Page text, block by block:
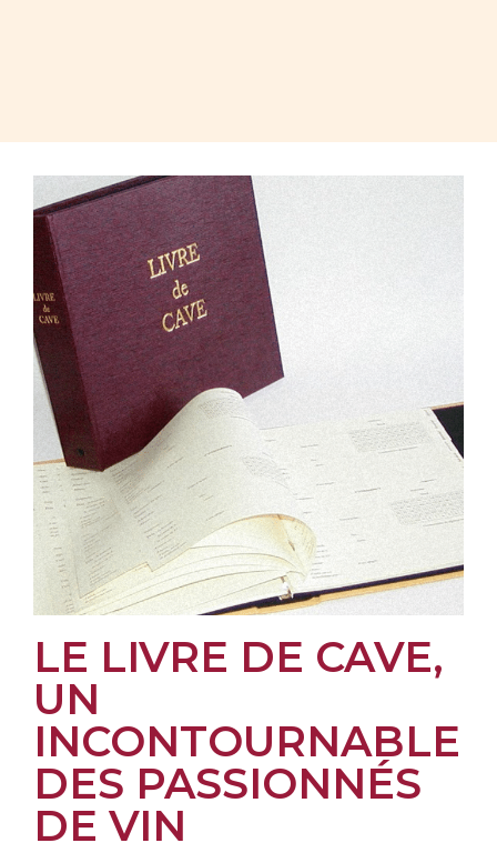
LE LIVRE DE CAVE,
UN
INCONTOURNABLE
DES PASSIONNÉS
DE VIN